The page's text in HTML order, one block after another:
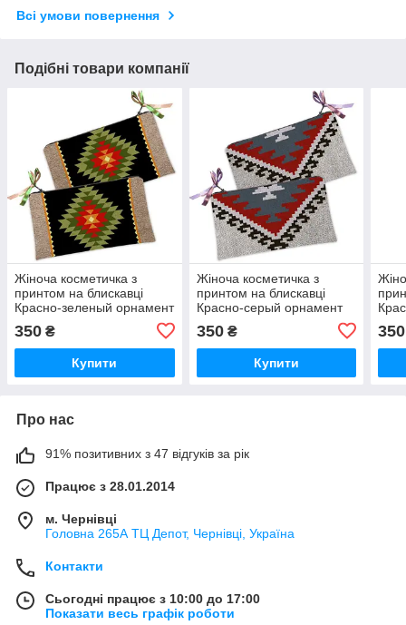
Всі умови повернення
Подібні товари компанії
Жіноча косметичка з
принтом на блискавці
Красно-зеленый орнамент
350 ₴
Купити
Жіноча косметичка з
принтом на блискавці
Красно-серый орнамент
350₴
Купити
350
Про нас
91% позитивних з 47 відгуків за рік
Працює з 28.01.2014
м. Чернівці
Головна 265А ТЦ Депот, Чернівці, Україна
Контакти
Сьогодні працює з 10:00 до 17:00
Показати весь графік роботи